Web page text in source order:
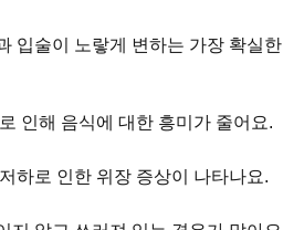
입술이 노랗게 변하는 가장 확실한
인해 음식에 대한 흥미가 줄어요.
하로 인한 위장 증상이 나타나요.